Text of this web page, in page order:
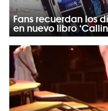
Fans recuerdan los
en nuevo libro